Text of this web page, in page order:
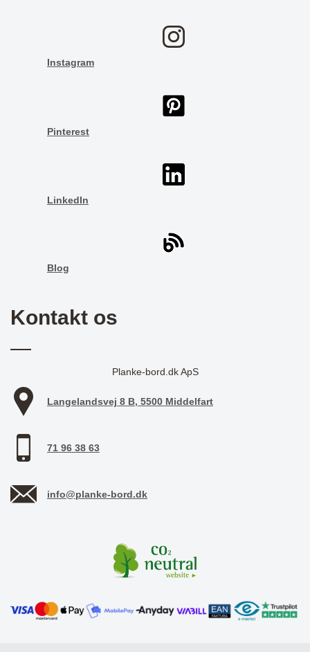
Instagram
Pinterest
LinkedIn
Blog
Kontakt os
Planke-bord.dk ApS
Langelandsvej 8 B, 5500 Middelfart
71 96 38 63
info@planke-bord.dk